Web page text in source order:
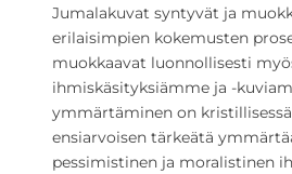
Jumalakuvat syntyvät ja
erilaisimpien kokemusten
muokkaavat luonnollisesti
ihmiskäsityksiämme ja -
ymmärtäminen on
ensiarvoisen tärkeätä
pessimistinen ja moralistinen